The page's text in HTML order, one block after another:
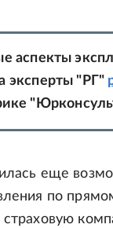
аспекты
эксперты "РГ"
еще
по